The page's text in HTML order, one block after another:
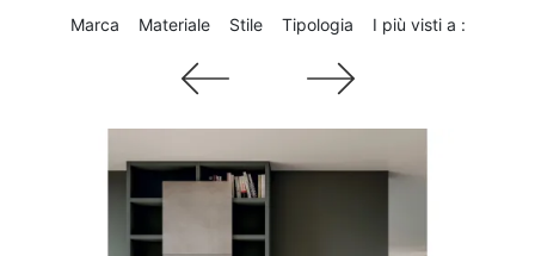
Marca Materiale Stile Tipologia I più visti a :